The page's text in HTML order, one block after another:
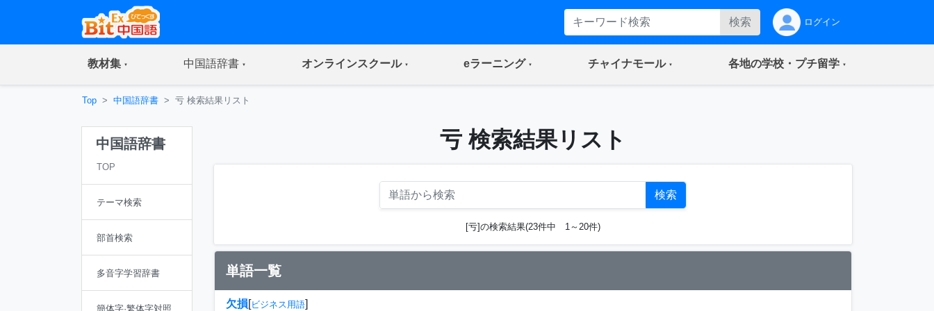
検索 ログイン
教材集(current) 中国語辞書(current) オンラインスクール(current) eラーニング(current) チャイナモール(current) 各地の学校・プチ留学(current)
Top 中国語辞書 亏 検索結果リスト
中国語辞書
TOP
テーマ検索
部首検索
多音字学習辞書
簡体字·繁体字対照
亏 検索結果リスト
検索
[亏]の検索結果(23件中 1～20件)
単語一覧
欠損[ビジネス用語]